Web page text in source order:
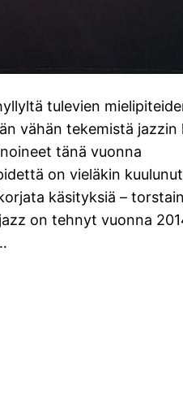
tulevien
vähän tekemistä jazzin
tänä vuonna
on vieläkin
käsityksiä – torstain
on tehnyt vuonna